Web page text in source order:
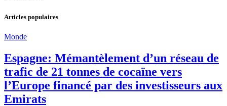
Articles populaires
Monde
Espagne: Mémantèlement d’un réseau de
trafic de 21 tonnes de cocaïne vers
l’Europe financé par des investisseurs aux
Emirats